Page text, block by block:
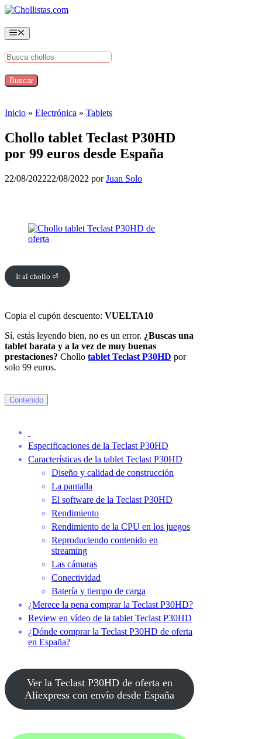
Saltar
contenido
Menú
Inicio » Electrónica » Tablets
Chollo tablet Teclast P30HD
por 99 euros desde España
22/08/202222/08/2022 porJuan Solo
Ir al chollo ⏎
Copia el cupón descuento: VUELTA10
Sí, estás leyendo bien, no es un error. ¿Buscas una
tablet barata y a la vez de muy buenas
prestaciones? Chollo tablet Teclast P30HD por
solo 99 euros.
Contenido
Especificaciones de la Teclast P30HD
Características de la tablet Teclast P30HD
Diseño y calidad de construcción
La pantalla
El software de la Teclast P30HD
Rendimiento
Rendimiento de la CPU en los juegos
Reproduciendo contenido en
streaming
Las cámaras
Conectividad
Batería y tiempo de carga
¿Merece la pena comprar la Teclast P30HD?
Review en vídeo de la tablet Teclast P30HD
¿Dónde comprar la Teclast P30HD de oferta
en España?
Ver la Teclast P30HD de oferta en
Aliexpress con envío desde España